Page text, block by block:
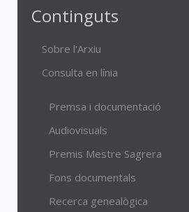
Continguts
Sobre l'Arxiu
Consulta en línia
Premsa i documentació
Audiovisuals
Premis Mestre Sagrera
Fons documentals
Recerca genealògica